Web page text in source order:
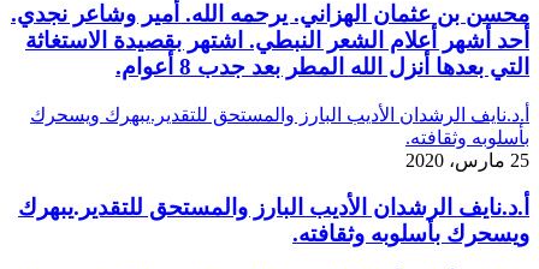
محسن بن عثمان الهزاني. يرحمه الله. أمير وشاعر نجدي.
أحد أشهر أعلام الشعر النبطي. اشتهر بقصيدة الاستغاثة
التي بعدها أنزل الله المطر بعد جدب 8 أعوام.
أ.د.نايف الرشدان الأديب البارز والمستحق للتقدير.يبهرك ويسحرك
بأسلوبه وثقافته.
25 مارس، 2020
أ.د.نايف الرشدان الأديب البارز والمستحق للتقدير.يبهرك
ويسحرك بأسلوبه وثقافته.